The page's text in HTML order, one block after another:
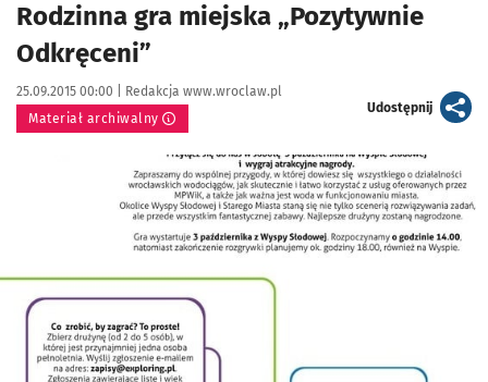
Rodzinna gra miejska „Pozytywnie
Odkręceni”
Data publikacji:
25.09.2015 00:00 | Autor:
Redakcja www.wroclaw.pl
Materiał archiwalny
Udostępnijartykuł
Kliknij, aby powiększyć